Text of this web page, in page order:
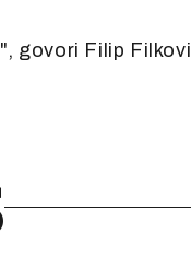
govori Filip